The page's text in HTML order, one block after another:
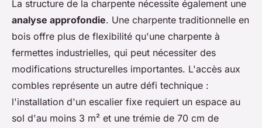
La structure de la charpente nécessite également une
analyse approfondie. Une charpente traditionnelle en
bois offre plus de flexibilité qu'une charpente à
fermettes industrielles, qui peut nécessiter des
modifications structurelles importantes. L'accès aux
combles représente un autre défi technique :
l'installation d'un escalier fixe requiert un espace au
sol d'au moins 3 m² et une trémie de 70 cm de